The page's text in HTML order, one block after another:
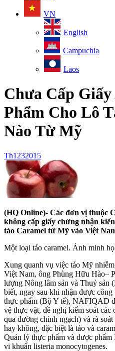
VN
English
Campuchia
Laos
Chưa Cấp
Phẩm Cho Lô
Nào Từ Mỹ
Th1 232015
(HQ Online)- Các đơn vị thuộc
không cấp giấy chứng nhận
táo Caramel từ Mỹ vào Việt
Một loại táo caramel. Ảnh minh
Xung quanh vụ việc táo Mỹ
Việt Nam, ông Phùng Hữu Hào–
lượng Nông lâm sản và Thuỷ
biết, ngay sau khi nhận được
thực phẩm (Bộ Y tế), NAFIQAD
vệ thực vật, đề nghị kiểm soát
qua đường chính ngạch) và rà
hay không, đặc biệt là táo và
Quản lý thực phẩm và dược
vi khuẩn listeria monocytogenes.